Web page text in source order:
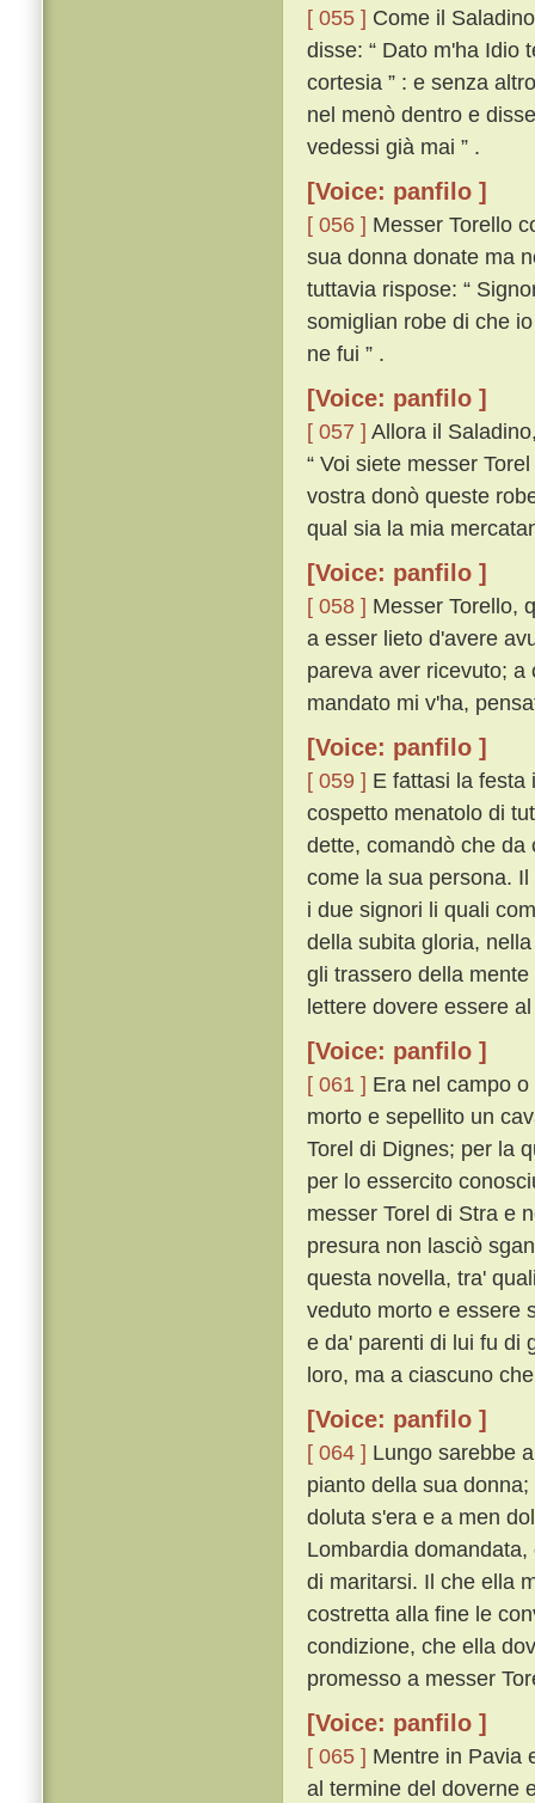
[ 055 ] Come il
disse: “ Dato m'ha Idio
cortesia ” : e senza
nel menò dentro e
vedessi già mai ” .
[Voice: panfilo ]
[ 056 ] Messer Torello
sua donna donate ma
tuttavia rispose: “
somiglian robe di che
ne fui ” .
[Voice: panfilo ]
[ 057 ] Allora il
“ Voi siete messer
vostra donò queste
qual sia la mia
[Voice: panfilo ]
[ 058 ] Messer Torello,
a esser lieto d'avere
pareva aver ricevuto; a
mandato mi v'ha,
[Voice: panfilo ]
[ 059 ] E fattasi la festa
cospetto menatolo di
dette, comandò che
come la sua persona.
i due signori li quali
della subita gloria,
gli trassero della
lettere dovere essere
[Voice: panfilo ]
[ 061 ] Era nel campo
morto e sepellito un
Torel di Dignes; per la
per lo essercito
messer Torel di Stra e
presura non lasciò
questa novella, tra'
veduto morto e essere
e da' parenti di lui fu di
loro, ma a ciascuno
[Voice: panfilo ]
[ 064 ] Lungo sarebbe
pianto della sua
doluta s'era e a men
Lombardia
di maritarsi. Il che ella
costretta alla fine le
condizione, che ella
promesso a messer
[Voice: panfilo ]
[ 065 ] Mentre in Pavia
al termine del doverne